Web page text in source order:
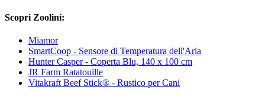
Scopri Zoolini:
Miamor
SmartCoop - Sensore di Temperatura dell'Aria
Hunter Casper - Coperta Blu, 140 x 100 cm
JR Farm Ratatouille
Vitakraft Beef Stick® - Rustico per Cani